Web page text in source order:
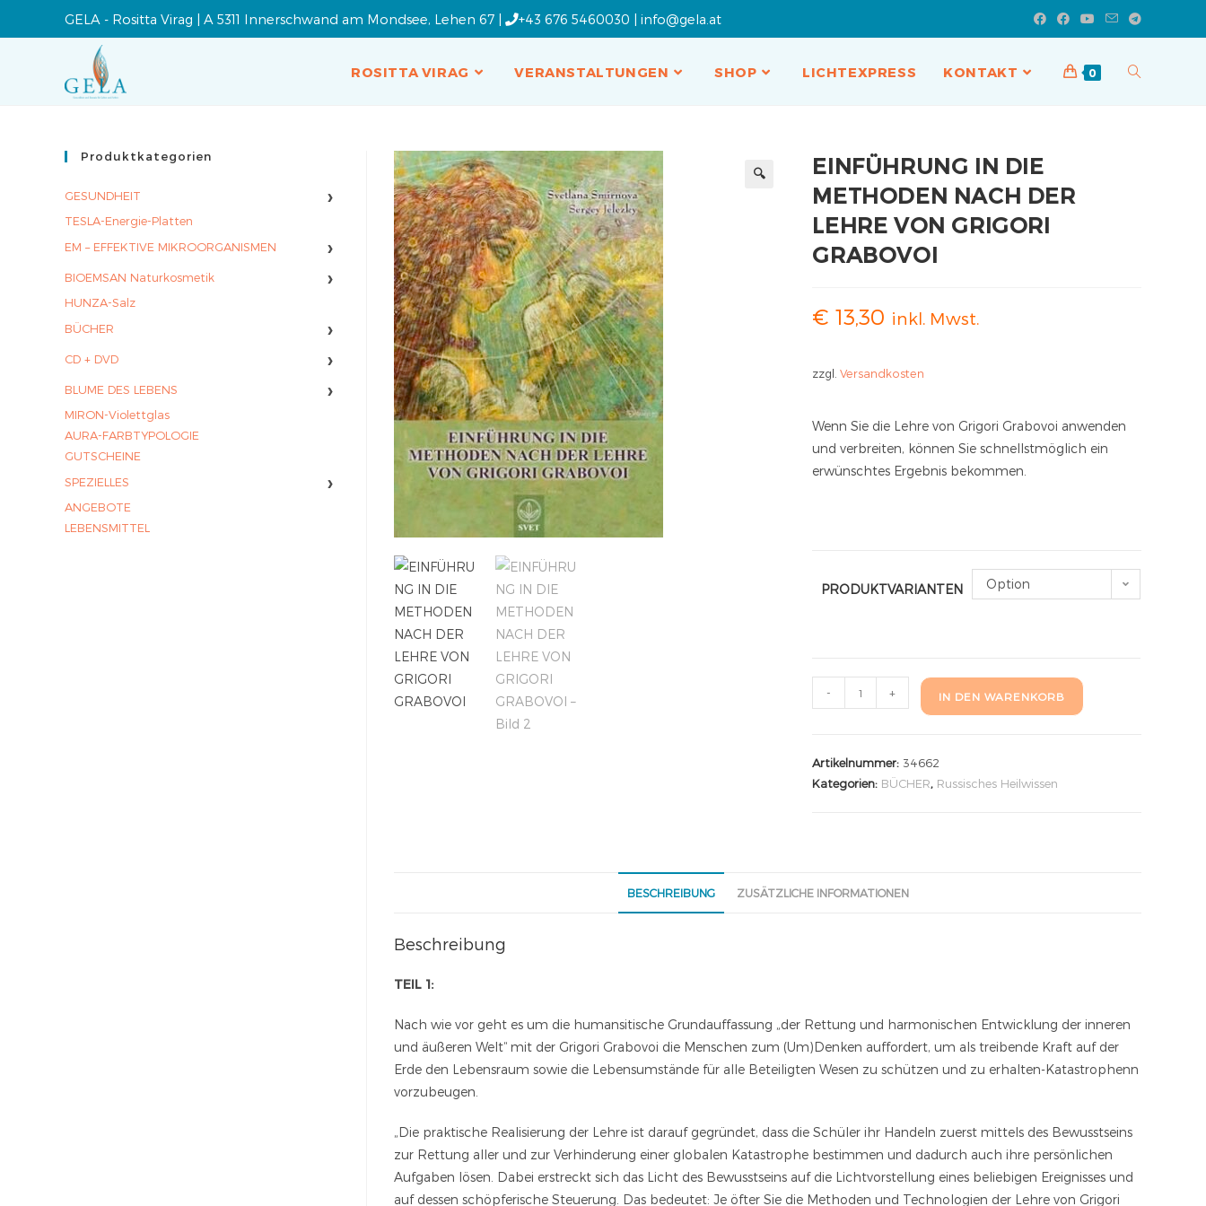
GELA - Rositta Virag | A 5311 Innerschwand am Mondsee, Lehen 67 | +43 676 5460030 | info@gela.at
ROSITTA VIRAG VERANSTALTUNGEN SHOP LICHTEXPRESS KONTAKT 0
EINFÜHRUNG IN DIE
METHODEN NACH DER
LEHRE VON GRIGORI
GRABOVOI
€ 13,30 inkl. Mwst.
zzgl.Versandkosten
Wenn Sie die Lehre von Grigori Grabovoi anwenden
und verbreiten, können Sie schnellstmöglich ein
erwünschtes Ergebnis bekommen.
PRODUKTVARIANTEN
Option
- + IN DEN WARENKORB
Artikelnummer: 34662
Kategorien: BÜCHER, Russisches Heilwissen
BESCHREIBUNG ZUSÄTZLICHE INFORMATIONEN
Beschreibung
TEIL 1:
Nach wie vor geht es um die humansitische Grundauffassung „der Rettung und harmonischen Entwicklung der inneren
und äußeren Welt“ mit der Grigori Grabovoi die Menschen zum (Um)Denken auffordert, um als treibende Kraft auf der
Erde den Lebensraum sowie die Lebensumstände für alle Beteiligten Wesen zu schützen und zu erhalten-Katastrophenn
vorzubeugen.
„Die praktische Realisierung der Lehre ist darauf gegründet, dass die Schüler ihr Handeln zuerst mittels des Bewusstseins
zur Rettung aller und zur Verhinderung einer globalen Katastrophe bestimmen und dadurch auch ihre persönlichen
Aufgaben lösen. Dabei erstreckt sich das Licht des Bewusstseins auf die Lichtvorstellung eines beliebigen Ereignisses und
auf dessen schöpferische Steuerung. Das bedeutet: Je öfter Sie die Methoden und Technologien der Lehre von Grigori
Produktkategorien
GESUNDHEIT ›
TESLA-Energie-Platten
EM – EFFEKTIVE MIKROORGANISMEN
›
BIOEMSAN Naturkosmetik ›
HUNZA-Salz
BÜCHER
›
CD + DVD ›
BLUME DES LEBENS ›
MIRON-Violettglas
AURA-FARBTYPOLOGIE
GUTSCHEINE
SPEZIELLES
›
ANGEBOTE
LEBENSMITTEL